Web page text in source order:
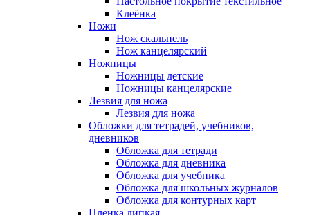
Клеёнка
Ножи
Нож скальпель
Нож канцелярский
Ножницы
Ножницы детские
Ножницы канцелярские
Лезвия для ножа
Лезвия для ножа
Обложки для тетрадей, учебников,
дневников
Обложка для тетради
Обложка для дневника
Обложка для учебника
Обложка для школьных журналов
Обложка для контурных карт
Пленка липкая